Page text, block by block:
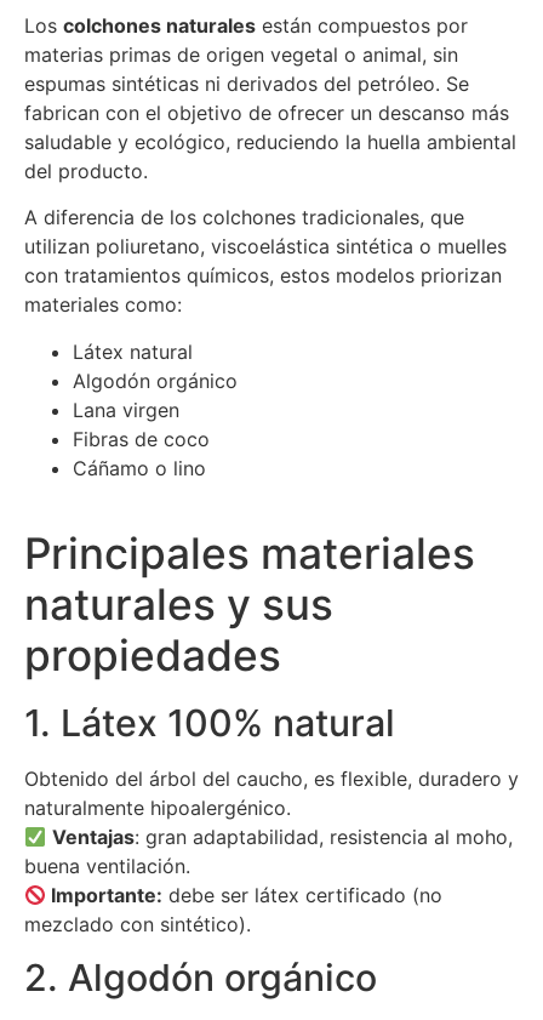
Los colchones naturales están compuestos por
materias primas de origen vegetal o animal, sin
espumas sintéticas ni derivados del petróleo. Se
fabrican con el objetivo de ofrecer un descanso más
saludable y ecológico, reduciendo la huella ambiental
del producto.
A diferencia de los colchones tradicionales, que
utilizan poliuretano, viscoelástica sintética o muelles
con tratamientos químicos, estos modelos priorizan
materiales como:
Látex natural
Algodón orgánico
Lana virgen
Fibras de coco
Cáñamo o lino
Principales materiales
naturales y sus
propiedades
1. Látex 100% natural
Obtenido del árbol del caucho, es flexible, duradero y
naturalmente hipoalergénico.
Ventajas: gran adaptabilidad, resistencia al moho,
buena ventilación.
Importante: debe ser látex certificado (no
mezclado con sintético).
2. Algodón orgánico